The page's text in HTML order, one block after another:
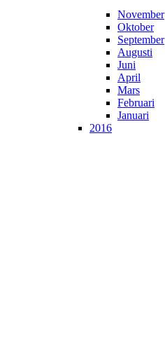
November
Oktober
September
Augusti
Juni
April
Mars
Februari
Januari
2016